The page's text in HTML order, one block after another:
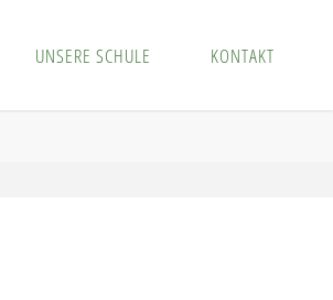
UNSERE SCHULE KONTAKT